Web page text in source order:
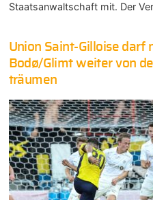
Staatsanwaltschaft mit. Der
Union Saint-Gilloise darf
Bodø/Glimt weiter von
träumen